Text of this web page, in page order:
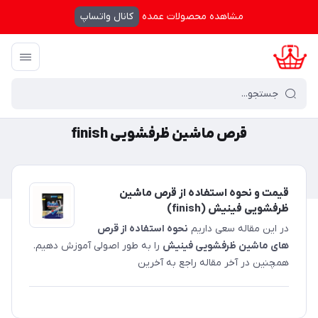
مشاهده محصولات عمده کانال واتساپ
کرال شاپینگ / قرص ماشین ظرفشویی finish
قرص ماشین ظرفشویی finish
قیمت و نحوه استفاده از قرص ماشین
ظرفشویی فینیش (finish)
در این مقاله سعی داریم نحوه استفاده از قرص
های ماشین ظرفشویی فینیش را به طور اصولی آموزش دهیم.
همچنین در آخر مقاله راجع به آخرین